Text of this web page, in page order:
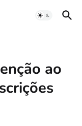
ao